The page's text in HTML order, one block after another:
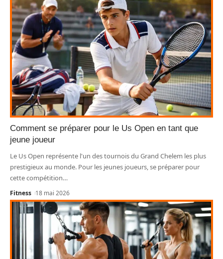
Comment se préparer pour le Us Open en tant que
jeune joueur
Le Us Open représente l'un des tournois du Grand Chelem les plus
prestigieux au monde. Pour les jeunes joueurs, se préparer pour
cette compétition…
Fitness 18 mai 2026